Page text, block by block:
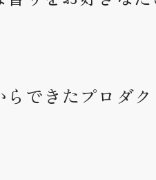
らできたプロダ